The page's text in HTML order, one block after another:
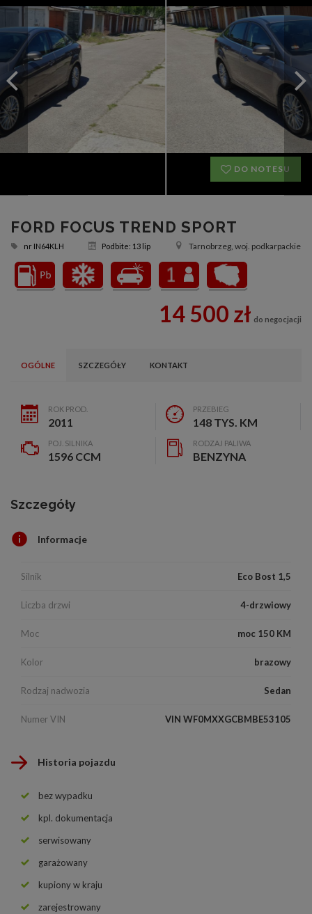
HISTORIA
DO NOTESU
FORD FOCUS TREND SPORT
nr IN64KLH Podbite: 13 lip Tarnobrzeg, woj. podkarpackie
14 500 zł do negocjacji
OGÓLNE SZCZEGÓŁY KONTAKT
ROK PROD.
2011
PRZEBIEG
148 TYS. KM
POJ. SILNIKA
1596 CCM
RODZAJ PALIWA
BENZYNA
Szczegóły
Informacje
Silnik Eco Bost 1,5
Liczba drzwi 4-drzwiowy
Moc moc 150 KM
Kolor brazowy
Rodzaj nadwozia Sedan
Numer VIN VIN WF0MXXGCBMBE53105
Historia pojazdu
bez wypadku
kpl. dokumentacja
serwisowany
garażowany
kupiony w kraju
zarejestrowany